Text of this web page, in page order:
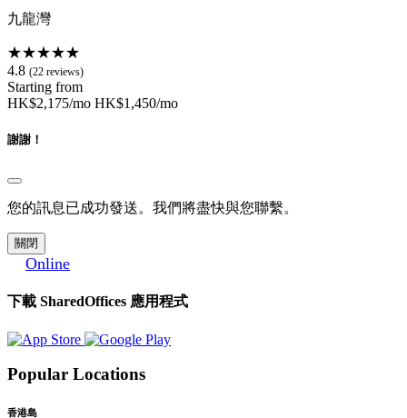
九龍灣
★★★★★
4.8 (22 reviews)
Starting from
HK$2,175/mo HK$1,450/mo
謝謝！
您的訊息已成功發送。我們將盡快與您聯繫。
關閉
Online
下載 SharedOffices 應用程式
Popular Locations
香港島